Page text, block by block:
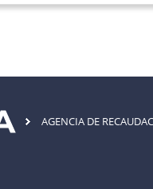
AGENCIA DE